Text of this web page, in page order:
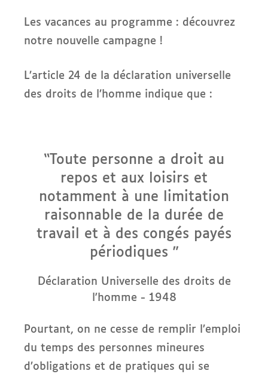
Les vacances au programme : découvrez
notre nouvelle campagne !
L’article 24 de la déclaration universelle
des droits de l’homme indique que :
“Toute personne a droit au
repos et aux loisirs et
notamment à une limitation
raisonnable de la durée de
travail et à des congés payés
périodiques ”
Déclaration Universelle des droits de
l'homme - 1948
Pourtant, on ne cesse de remplir l’emploi
du temps des personnes mineures
d’obligations et de pratiques qui se